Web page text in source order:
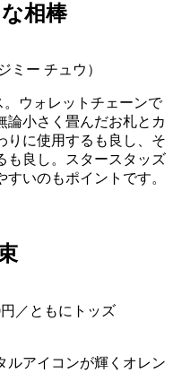
相棒
ミー チュウ）
ウォレットチェーンで
論小さく畳んだお札とカ
りに使用するも良し、そ
も良し。スタースタッズ
いのもポイントです。
／ともにトッズ
ルアイコンが輝くオレン